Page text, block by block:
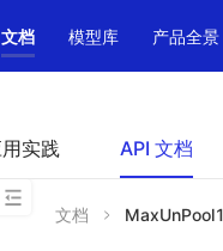
文档 模型库 产品全景
实践 API 文档
文档